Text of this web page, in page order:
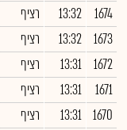
1674
13:32 רציף
1673
13:32 רציף
1672
13:31 רציף
1671
13:31 רציף
1670
13:31 רציף